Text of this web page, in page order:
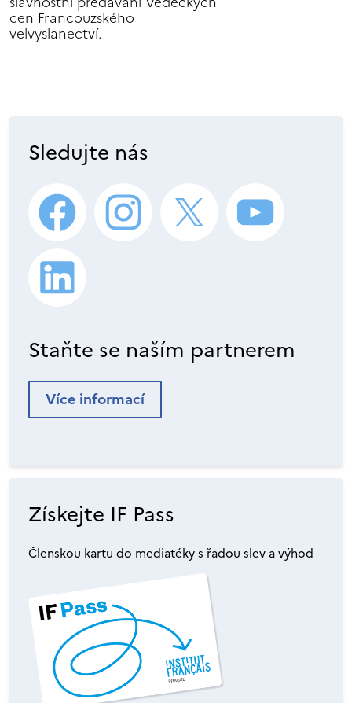
cen Francouzského
velvyslanectví.
Sledujte nás
Staňte se naším partnerem
Více informací
Získejte IF Pass
Členskou kartu do mediatéky s řadou slev a výhod